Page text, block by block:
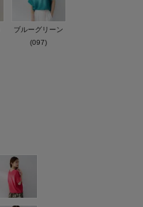
ブルーグリーン
(097)